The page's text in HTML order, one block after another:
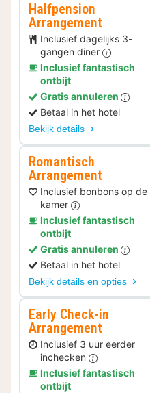
Halfpension
Arrangement
Inclusief dagelijks 3-
gangen diner
Inclusief fantastisch
ontbijt
Gratis annuleren
Betaal in het hotel
Bekijk details
Romantisch
Arrangement
Inclusief bonbons op de
kamer
Inclusief fantastisch
ontbijt
Gratis annuleren
Betaal in het hotel
Bekijk details en opties
Early Check-in
Arrangement
Inclusief 3 uur eerder
inchecken
Inclusief fantastisch
ontbijt